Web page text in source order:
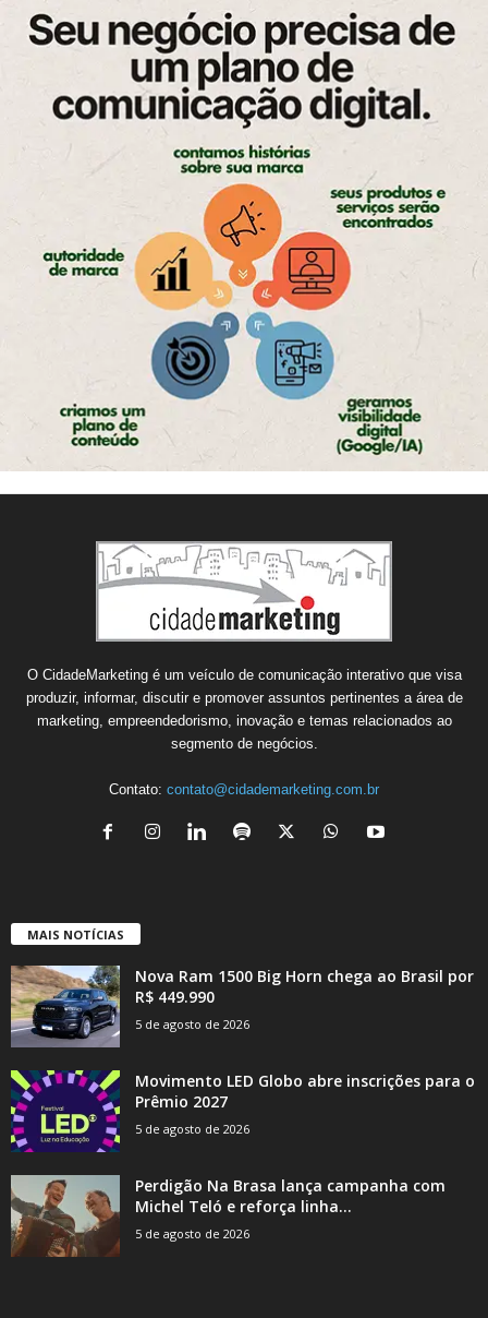
O CidadeMarketing é um veículo de comunicação interativo que visa
produzir, informar, discutir e promover assuntos pertinentes a área de
marketing, empreendedorismo, inovação e temas relacionados ao
segmento de negócios.
Contato: contato@cidademarketing.com.br
MAIS NOTÍCIAS
Nova Ram 1500 Big Horn chega ao Brasil por
R$ 449.990
5 de agosto de 2026
Movimento LED Globo abre inscrições para o
Prêmio 2027
5 de agosto de 2026
Perdigão Na Brasa lança campanha com
Michel Teló e reforça linha...
5 de agosto de 2026